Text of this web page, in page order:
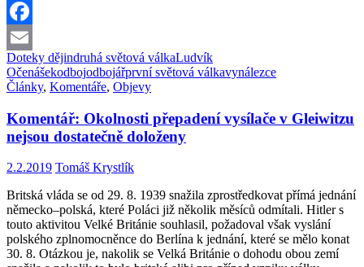
Twitter
Facebook
Email
Doteky dějindruhá světová válkaLudvík
Očenášekodbojodbojářprvní světová válkavynálezce
Články, Komentáře, Objevy
Komentář: Okolnosti přepadení vysílače v Gleiwitzu
nejsou dostatečně doloženy
2.2.2019 Tomáš Krystlík
Britská vláda se od 29. 8. 1939 snažila zprostředkovat přímá jednání
německo–polská, které Poláci již několik měsíců odmítali. Hitler s
touto aktivitou Velké Británie souhlasil, požadoval však vyslání
polského zplnomocněnce do Berlína k jednání, které se mělo konat
30. 8. Otázkou je, nakolik se Velká Británie o dohodu obou zemí